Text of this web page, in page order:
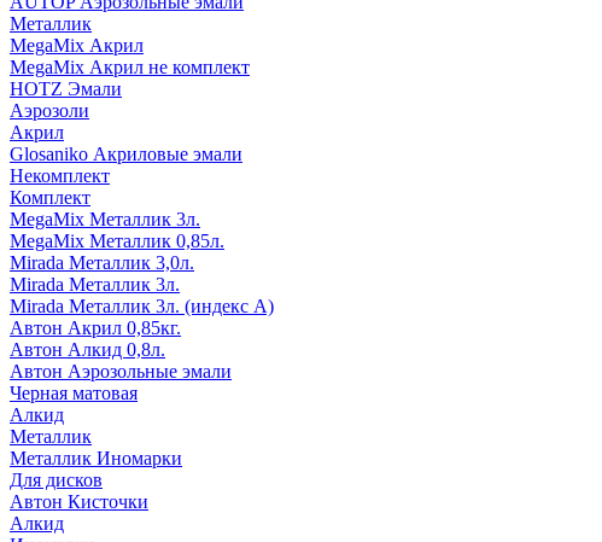
Металлик
MegaMix Акрил
MegaMix Акрил не комплект
HOTZ Эмали
Аэрозоли
Акрил
Glosaniko Акриловые эмали
Некомплект
Комплект
MegaMix Металлик 3л.
MegaMix Металлик 0,85л.
Mirada Металлик 3,0л.
Mirada Металлик 3л.
Mirada Металлик 3л. (индекс А)
Автон Акрил 0,85кг.
Автон Алкид 0,8л.
Автон Аэрозольные эмали
Черная матовая
Алкид
Металлик
Металлик Иномарки
Для дисков
Автон Кисточки
Алкид